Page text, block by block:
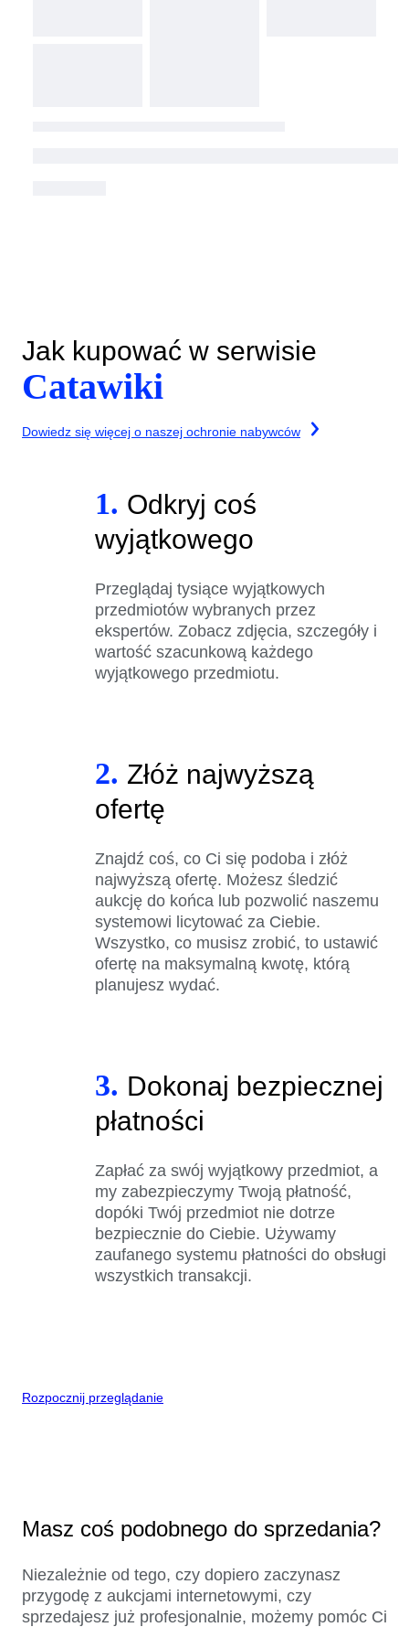
Jak kupować w serwisie
Catawiki
Dowiedz się więcej o naszej ochronie nabywców
1. Odkryj coś
wyjątkowego
Przeglądaj tysiące wyjątkowych
przedmiotów wybranych przez
ekspertów. Zobacz zdjęcia, szczegóły i
wartość szacunkową każdego
wyjątkowego przedmiotu.
2. Złóż najwyższą
ofertę
Znajdź coś, co Ci się podoba i złóż
najwyższą ofertę. Możesz śledzić
aukcję do końca lub pozwolić naszemu
systemowi licytować za Ciebie.
Wszystko, co musisz zrobić, to ustawić
ofertę na maksymalną kwotę, którą
planujesz wydać.
3. Dokonaj bezpiecznej
płatności
Zapłać za swój wyjątkowy przedmiot, a
my zabezpieczymy Twoją płatność,
dopóki Twój przedmiot nie dotrze
bezpiecznie do Ciebie. Używamy
zaufanego systemu płatności do obsługi
wszystkich transakcji.
Rozpocznij przeglądanie
Masz coś podobnego do sprzedania?
Niezależnie od tego, czy dopiero zaczynasz
przygodę z aukcjami internetowymi, czy
sprzedajesz już profesjonalnie, możemy pomóc Ci